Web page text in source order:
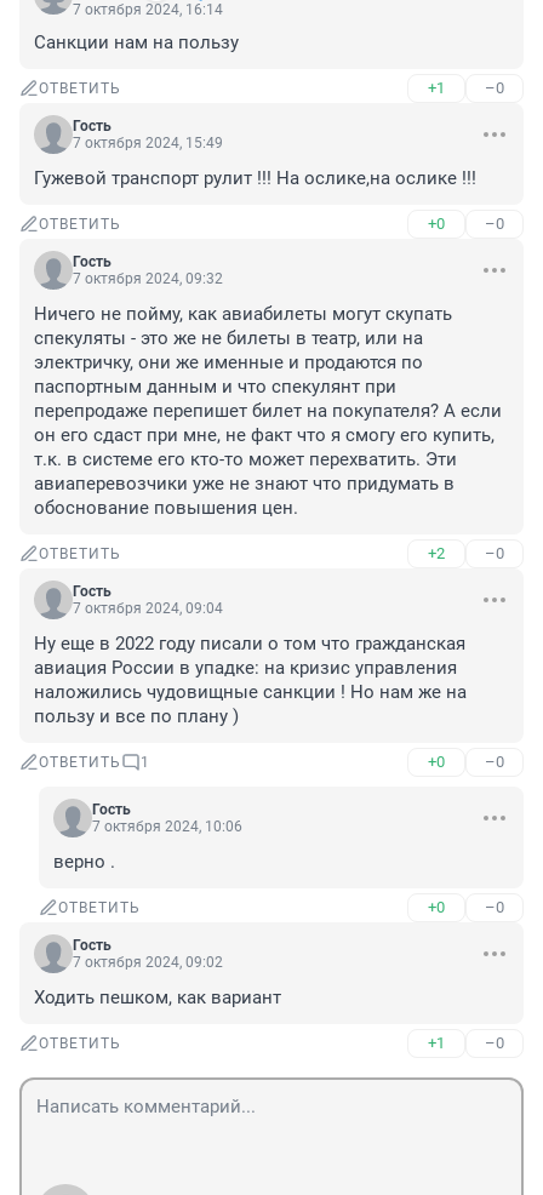
7 октября 2024, 16:14
Санкции нам на пользу
ОТВЕТИТЬ +1 –0
Гость
7 октября 2024, 15:49
Гужевой транспорт рулит !!! На ослике,на ослике !!!
ОТВЕТИТЬ +0 –0
Гость
7 октября 2024, 09:32
Ничего не пойму, как авиабилеты могут скупать
спекуляты - это же не билеты в театр, или на
электричку, они же именные и продаются по
паспортным данным и что спекулянт при
перепродаже перепишет билет на покупателя? А если
он его сдаст при мне, не факт что я смогу его купить,
т.к. в системе его кто-то может перехватить. Эти
авиаперевозчики уже не знают что придумать в
обоснование повышения цен.
ОТВЕТИТЬ +2 –0
Гость
7 октября 2024, 09:04
Ну еще в 2022 году писали о том что гражданская
авиация России в упадке: на кризис управления
наложились чудовищные санкции ! Но нам же на
пользу и все по плану )
ОТВЕТИТЬ 1 +0 –0
Гость
7 октября 2024, 10:06
верно .
ОТВЕТИТЬ +0 –0
Гость
7 октября 2024, 09:02
Ходить пешком, как вариант
ОТВЕТИТЬ +1 –0